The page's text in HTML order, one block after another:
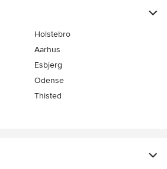
Holstebro
Aarhus
Esbjerg
Odense
Thisted